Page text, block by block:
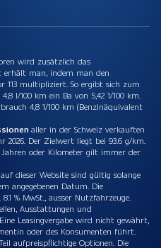
wird zusätzlich das
erhält man, indem man den
113 multipliziert. So ergibt sich zum
l/100 km ein Ba von 5,42 1/100 km.
4,8 1/100 km (Benzinäquivalent
aller in der Schweiz verkauften
2026. Der Zielwert liegt bei 93.6 g/km.
Jahren oder Kilometer gilt immer der
dieser Website sind gültig solange
angegebenen Datum. Die
% MwSt., ausser Nutzfahrzeuge.
Ausstattungen und
Leasingvergabe wird nicht gewährt,
oder des Konsumenten führt.
aufpreispflichtige Optionen. Die